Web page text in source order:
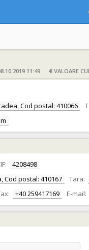
11:49 VALOARE
Cod postal: 410066
4208498
Cod postal: 410167 Tara:
+40 259417169 E-mail: